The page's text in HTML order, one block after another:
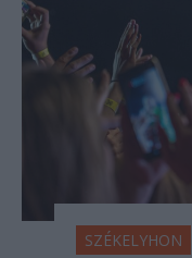
SZÉKELYHON